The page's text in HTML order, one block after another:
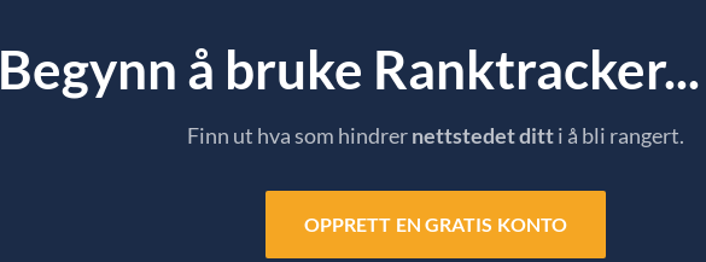
Begynn å bruke
Finn ut hva som hindrernettstedet ditti å bli rangert.
OPPRETT EN GRATIS KONTO